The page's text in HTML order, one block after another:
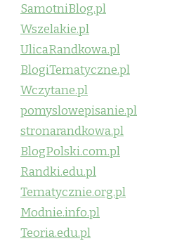
SamotniBlog.pl
Wszelakie.pl
UlicaRandkowa.pl
BlogiTematyczne.pl
Wczytane.pl
pomyslowepisanie.pl
stronarandkowa.pl
BlogPolski.com.pl
Randki.edu.pl
Tematycznie.org.pl
Modnie.info.pl
Teoria.edu.pl